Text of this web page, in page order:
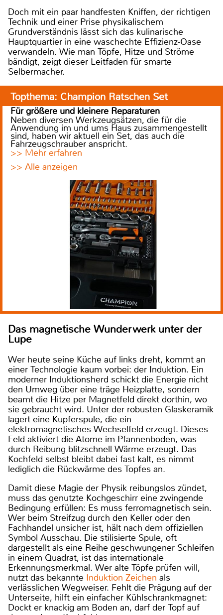
Doch mit ein paar handfesten Kniffen, der richtigen
Technik und einer Prise physikalischem
Grundverständnis lässt sich das kulinarische
Hauptquartier in eine waschechte Effizienz-Oase
verwandeln. Wie man Töpfe, Hitze und Ströme
bändigt, zeigt dieser Leitfaden für smarte
Selbermacher.
Topthema: Champion Ratschen Set
Für größere und kleinere Reparaturen
Neben diversen Werkzeugsätzen, die für die
Anwendung im und ums Haus zusammengestellt
sind, haben wir aktuell ein Set, das auch die
Fahrzeugschrauber anspricht.
>> Mehr erfahren
>> Alle anzeigen
Das magnetische Wunderwerk unter der
Lupe
Wer heute seine Küche auf links dreht, kommt an
einer Technologie kaum vorbei: der Induktion. Ein
moderner Induktionsherd schickt die Energie nicht
den Umweg über eine träge Heizplatte, sondern
beamt die Hitze per Magnetfeld direkt dorthin, wo
sie gebraucht wird. Unter der robusten Glaskeramik
lagert eine Kupferspule, die ein
elektromagnetisches Wechselfeld erzeugt. Dieses
Feld aktiviert die Atome im Pfannenboden, was
durch Reibung blitzschnell Wärme erzeugt. Das
Kochfeld selbst bleibt dabei fast kalt, es nimmt
lediglich die Rückwärme des Topfes an.
Damit diese Magie der Physik reibungslos zündet,
muss das genutzte Kochgeschirr eine zwingende
Bedingung erfüllen: Es muss ferromagnetisch sein.
Wer beim Streifzug durch den Keller oder den
Fachhandel unsicher ist, hält nach dem offiziellen
Symbol Ausschau. Die stilisierte Spule, oft
dargestellt als eine Reihe geschwungener Schleifen
in einem Quadrat, ist das internationale
Erkennungsmerkmal. Wer alte Töpfe prüfen will,
nutzt das bekannte Induktion Zeichen als
verlässlichen Wegweiser. Fehlt die Prägung auf der
Unterseite, hilft ein einfacher Kühlschrankmagnet:
Dockt er knackig am Boden an, darf der Topf auf